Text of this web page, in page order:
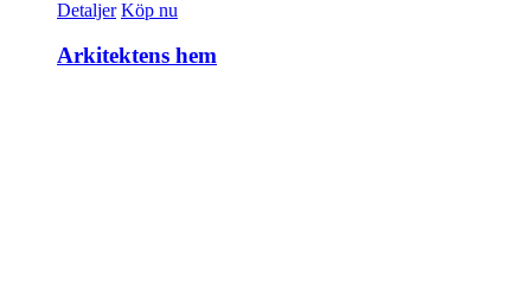
Detaljer Köp nu
Arkitektens hem